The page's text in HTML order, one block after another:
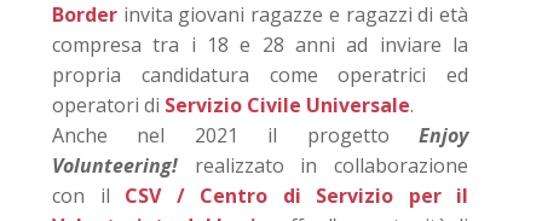
Border invita giovani ragazze e ragazzi di età
compresa tra i 18 e 28 anni ad inviare la
propria candidatura come operatrici ed
operatori di Servizio Civile Universale.
Anche nel 2021 il progettoEnjoy
Volunteering! realizzato in collaborazione
con il CSV / Centro di Servizio per il